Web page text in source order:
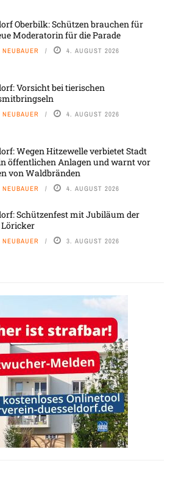
Oberbilk: Schützen brauchen für
Moderatorin für die Parade
NEUBAUER 4. AUGUST 2026
Vorsicht bei tierischen
NEUBAUER 4. AUGUST 2026
Wegen Hitzewelle verbietet Stadt
öffentlichen Anlagen und warnt vor
von Waldbränden
NEUBAUER 4. AUGUST 2026
Schützenfest mit Jubiläum der
NEUBAUER 3. AUGUST 2026